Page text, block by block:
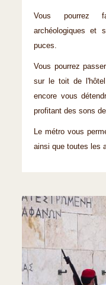
Vous pourrez
archéologiques et
puces.
Vous pourrez
sur le toit de
encore vous
profitant des sons de
Le métro vous
ainsi que toutes les